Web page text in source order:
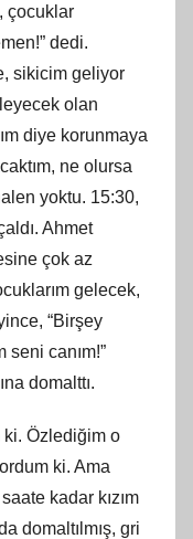
çocuklar
dedi.
sikicim geliyor
olan
diye korunmaya
ne olursa
yoktu. 15:30,
Ahmet
çok az
gelecek,
“Birşey
canım!”
domalttı.
Özlediğim o
ki. Ama
kadar kızım
domaltılmış, gri